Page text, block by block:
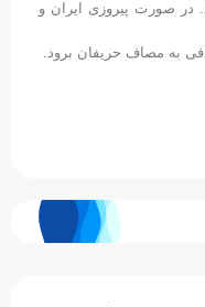
در صورت پیروزی ایران و
به مصاف حریفان برود.